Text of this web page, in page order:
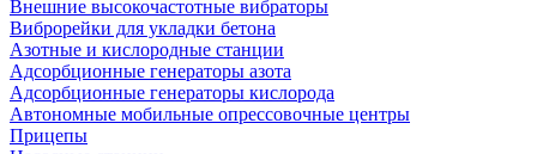
Внешние высокочастотные вибраторы
Виброрейки для укладки бетона
Азотные и кислородные станции
Адсорбционные генераторы азота
Адсорбционные генераторы кислорода
Автономные мобильные опрессовочные центры
Прицепы